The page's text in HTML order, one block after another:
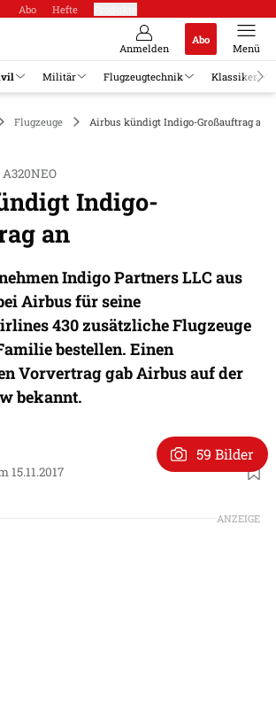
Abo Hefte
Anmelden
Abo
Menü
Militär Flugzeugtechnik Klassiker
Flugzeuge Airbus kündigt Indigo-Großauftrag an
Indigo-
an
Indigo Partners LLC aus
Airbus für seine
430 zusätzliche Flugzeuge
bestellen. Einen
Vorvertrag gab Airbus auf der
bekannt.
59 Bilder
ANZEIGE